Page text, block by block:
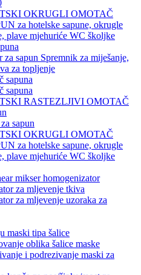
OKRUGLI OMOTAČ
za hotelske sapune, okrugle
plave mjehuriće WC školjke
za sapun Spremnik za miješanje,
za topljenje
sapuna
sapuna
RASTEZLJIVI OMOTAČ
sapun
OKRUGLI OMOTAČ
za hotelske sapune, okrugle
plave mjehuriće WC školjke
mikser homogenizator
za mljevenje tkiva
za mljevenje uzoraka za
maski tipa šalice
oblika šalice maske
i podrezivanje maski za